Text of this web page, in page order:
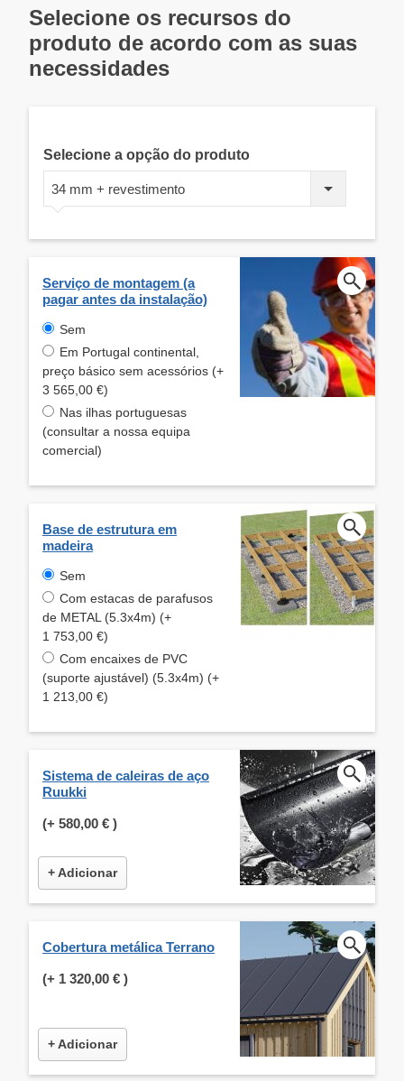
Selecione os recursos do
produto de acordo com as suas
necessidades
Selecione a opção do produto
34 mm + revestimento
Serviço de montagem (a
pagar antes da instalação)
Sem
Em Portugal continental,
preço básico sem acessórios (+
3 565,00 €)
Nas ilhas portuguesas
(consultar a nossa equipa
comercial)
Base de estrutura em
madeira
Sem
Com estacas de parafusos
de METAL (5.3x4m) (+
1 753,00 €)
Com encaixes de PVC
(suporte ajustável) (5.3x4m) (+
1 213,00 €)
Sistema de caleiras de aço
Ruukki
(+ 580,00 € )
+ Adicionar
Cobertura metálica Terrano
(+ 1 320,00 € )
+ Adicionar